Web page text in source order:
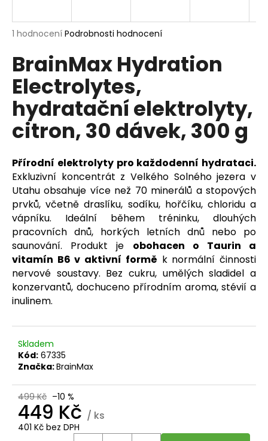
Průměrné
produktu
je
5,0
5
hvězdiček.
1 hodnocení Podrobnosti hodnocení
BrainMax Hydration
Electrolytes,
hydratační elektrolyty,
citron, 30 dávek, 300 g
Přírodní elektrolyty pro každodenní hydrataci.
Exkluzivní koncentrát z Velkého Solného jezera v
Utahu obsahuje více než 70 minerálů a stopových
prvků, včetně draslíku, sodíku, hořčíku, chloridu a
vápníku. Ideální během tréninku, dlouhých
pracovních dnů, horkých letních dnů nebo po
saunování. Produkt je obohacen o Taurin a
vitamín B6 v aktivní formě k normální činnosti
nervové soustavy. Bez cukru, umělých sladidel a
konzervantů, dochuceno přírodním aroma, stévií a
inulinem.
Skladem
Kód: 67335
Značka:BrainMax
499 Kč –10 %
449 Kč / ks
401 Kč bez DPH
j
t
?
HLEDAT
D
o
p
o
r
u
č
u
j
m
e
BRAINMAX
SLEEP
MAGNESIUM,
250
MG,
100
KAPSLÍ